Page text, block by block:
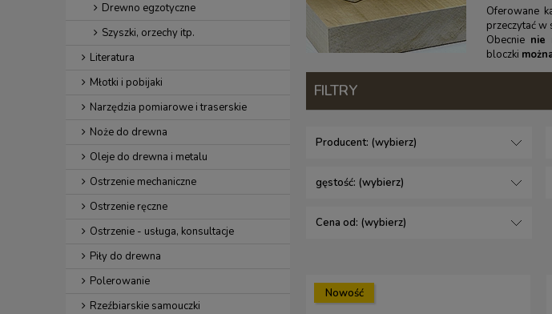
Drewno egzotyczne
Szyszki, orzechy itp.
Literatura
Młotki i pobijaki
Narzędzia pomiarowe i traserskie
Noże do drewna
Oleje do drewna i metalu
Ostrzenie mechaniczne
Ostrzenie ręczne
Ostrzenie - usługa, konsultacje
Piły do drewna
Polerowanie
Rzeźbiarskie samouczki
Oferowane
przeczytać w
Obecnie nie
bloczki
FILTRY
Producent: (wybierz)
gęstość: (wybierz)
Cena od: (wybierz)
Nowość